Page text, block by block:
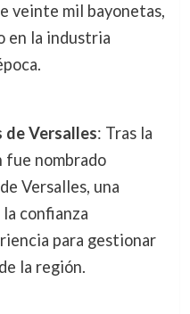
veinte mil bayonetas,
en la industria
de Versalles: Tras la
fue nombrado
Versalles, una
confianza
para gestionar
la región.